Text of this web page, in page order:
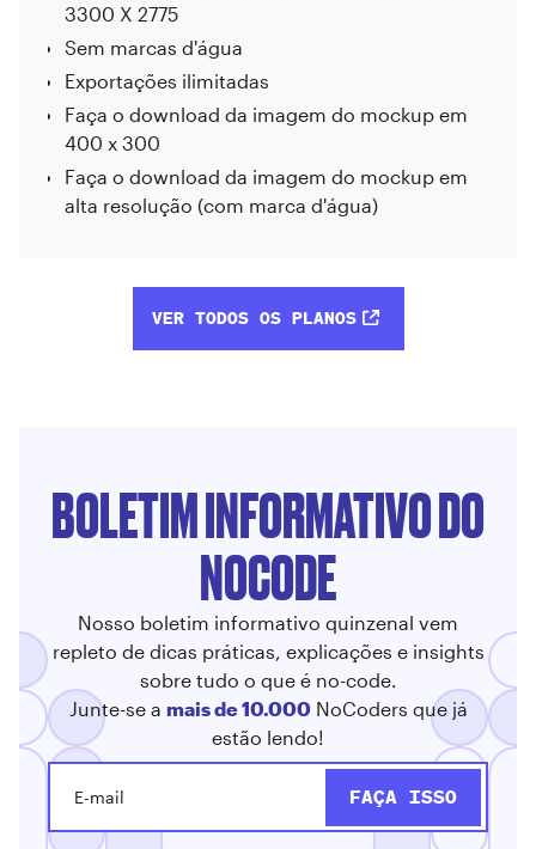
3300 X 2775
Sem marcas d'água
Exportações ilimitadas
Faça o download da imagem do mockup em
400 x 300
Faça o download da imagem do mockup em
alta resolução (com marca d'água)
VER TODOS OS PLANOS
BOLETIM INFORMATIVO DO
NOCODE
Nosso boletim informativo quinzenal vem
repleto de dicas práticas, explicações e insights
sobre tudo o que é no-code.
Junte-se a mais de 10.000NoCoders que já
estão lendo!